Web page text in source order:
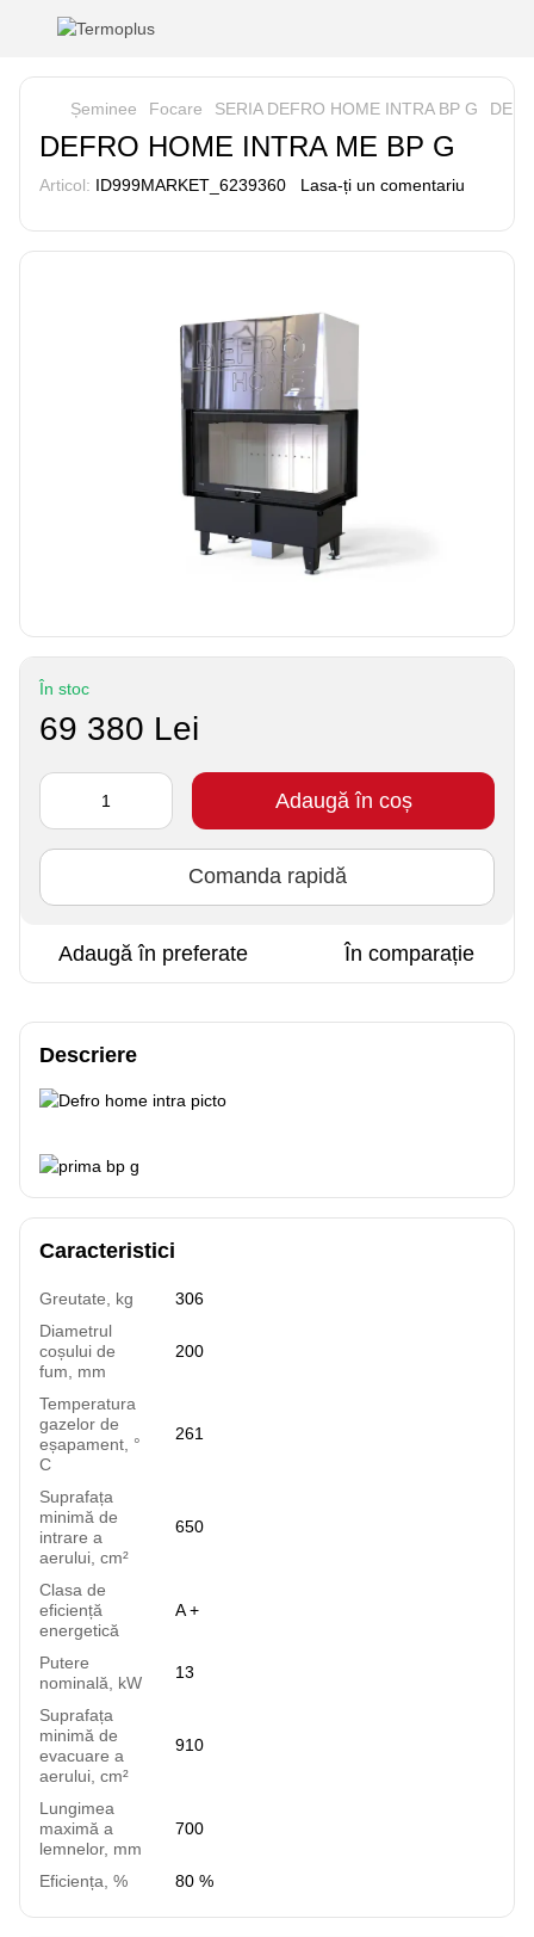
Șeminee Focare SERIA DEFRO HOME INTRA BP G
DEFRO HOME INTRA ME BP G
Articol: ID999MARKET_6239360 Lasa-ți un comentariu
În stoc
69 380 Lei
Adaugă în coș
Comanda rapidă
Adaugă în preferate În comparație
Descriere
Caracteristici
Greutate, kg
306
Diametrul
coșului de
fum, mm
200
Temperatura
gazelor de
eșapament, °
C
261
Suprafața
minimă de
intrare a
aerului, cm²
650
Clasa de
eficiență
energetică
A +
Putere
nominală, kW
13
Suprafața
minimă de
evacuare a
aerului, cm²
910
Lungimea
maximă a
lemnelor, mm
700
Eficiența, % 80 %